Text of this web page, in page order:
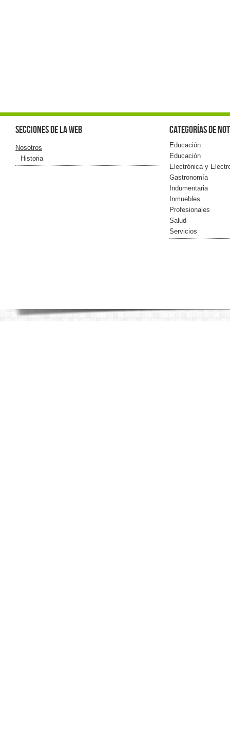
Secciones de la web
Nosotros
Historia
Categorías de
Educación
Educación
Electrónica y
Gastronomía
Indumentaria
Inmuebles
Profesionales
Salud
Servicios